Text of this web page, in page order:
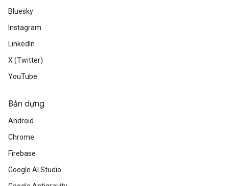
Bluesky
Instagram
LinkedIn
X (Twitter)
YouTube
Bản dựng
Android
Chrome
Firebase
Google AI Studio